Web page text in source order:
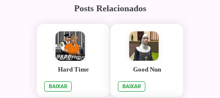
Posts Relacionados
Hard Time
BAIXAR
Good Nun
BAIXAR